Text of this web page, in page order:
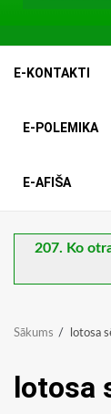
E-KONTAKTI
E-POLEMIKA
E-AFIŠA
207. Ko
Sākums lotosa
lotosa